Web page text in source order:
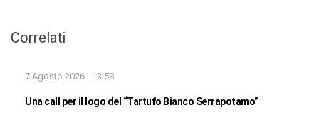
Correlati
7 Agosto 2026 - 13:58
Una call per il logo del “Tartufo Bianco Serrapotamo”